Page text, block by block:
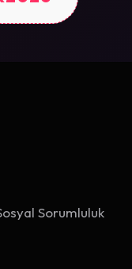
Sorumluluk